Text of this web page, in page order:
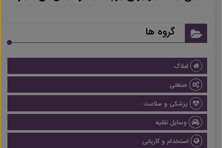
گروه ها
املاک
صنعتی
پزشکی و سلامت
وسایل نقلیه
استخدام و کاریابی